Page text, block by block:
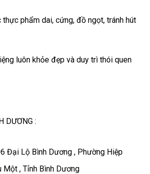
thực phẩm dai, cứng, đồ ngọt, tránh hút
luôn khỏe đẹp và duy trì thói quen
DƯƠNG :
Đại Lộ Bình Dương , Phường Hiệp
Một , Tỉnh Bình Dương